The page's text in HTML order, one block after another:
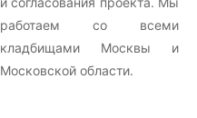
работаем со всеми
кладбищами Москвы и
Московской области.